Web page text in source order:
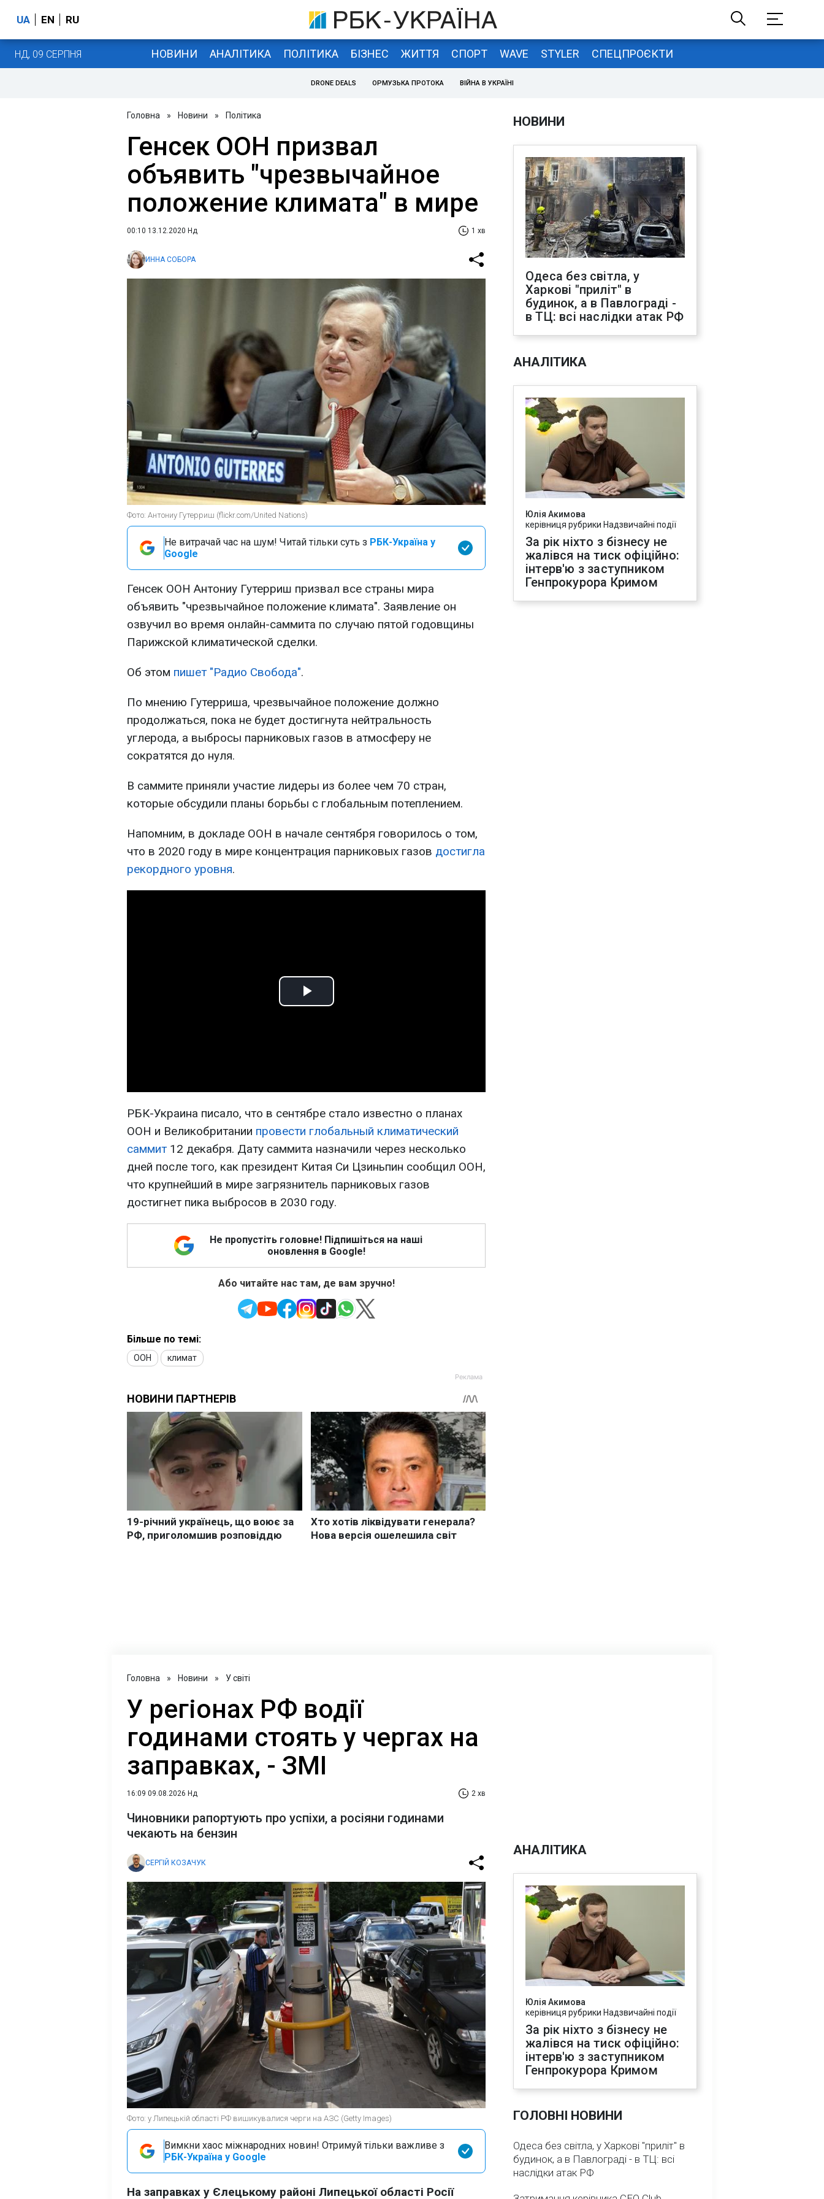
UA EN RU
НД, 09 СЕРПНЯ НОВИНИ АНАЛІТИКА ПОЛІТИКА БІЗНЕС ЖИТТЯ СПОРТ WAVE STYLER СПЕЦПРОЄКТИ
DRONE DEALS ОРМУЗЬКА ПРОТОКА ВІЙНА В УКРАЇНІ
Головна » Новини » Політика
Генсек ООН призвал
объявить "чрезвычайное
положение климата" в мире
00:10 13.12.2020 Нд 1 хв
ИННА СОБОРА
Фото: Антониу Гутерриш (flickr.com/United Nations)
Не витрачай час на шум! Читай тільки суть з РБК-Україна у
Google
Генсек ООН Антониу Гутерриш призвал все страны мира
объявить "чрезвычайное положение климата". Заявление он
озвучил во время онлайн-саммита по случаю пятой годовщины
Парижской климатической сделки.
Об этом пишет "Радио Свобода".
По мнению Гутерриша, чрезвычайное положение должно
продолжаться, пока не будет достигнута нейтральность
углерода, а выбросы парниковых газов в атмосферу не
сократятся до нуля.
В саммите приняли участие лидеры из более чем 70 стран,
которые обсудили планы борьбы с глобальным потеплением.
Напомним, в докладе ООН в начале сентября говорилось о том,
что в 2020 году в мире концентрация парниковых газов достигла
рекордного уровня.
Play
РБК-Украина писало, что в сентябре стало известно о планах
ООН и Великобритании провести глобальный климатический
саммит 12 декабря. Дату саммита назначили через несколько
дней после того, как президент Китая Си Цзиньпин сообщил ООН,
что крупнейший в мире загрязнитель парниковых газов
достигнет пика выбросов в 2030 году.
Не пропустіть головне! Підпишіться на наші
оновлення в Google!
Або читайте нас там, де вам зручно!
Більше по темі:
ООН климат
НОВИНИ
Одеса без світла, у
Харкові "приліт" в
будинок, а в Павлограді -
в ТЦ: всі наслідки атак РФ
АНАЛІТИКА
Юлія Акимова
керівниця рубрики Надзвичайні події
За рік ніхто з бізнесу не
жалівся на тиск офіційно:
інтерв'ю з заступником
Генпрокурора Кримом
Головна » Новини » У світі
У регіонах РФ водії
годинами стоять у чергах на
заправках, - ЗМІ
16:09 09.08.2026 Нд 2 хв
Чиновники рапортують про успіхи, а росіяни годинами
чекають на бензин
СЕРГІЙ КОЗАЧУК
Фото: у Липецькій області РФ вишикувалися черги на АЗС (Getty Images)
Вимкни хаос міжнародних новин! Отримуй тільки важливе з
РБК-Україна у Google
На заправках у Єлецькому районі Липецької області Росії
АНАЛІТИКА
Юлія Акимова
керівниця рубрики Надзвичайні події
За рік ніхто з бізнесу не
жалівся на тиск офіційно:
інтерв'ю з заступником
Генпрокурора Кримом
ГОЛОВНІ НОВИНИ
Одеса без світла, у Харкові "приліт" в
будинок, а в Павлограді - в ТЦ: всі
наслідки атак РФ